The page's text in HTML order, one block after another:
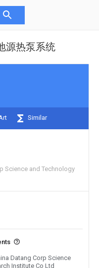
源热泵系统
Similar
Science and Technology
Datang Corp Science
Institute Co Ltd